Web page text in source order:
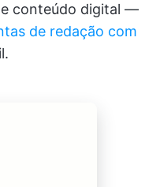
conteúdo digital —
de redação com